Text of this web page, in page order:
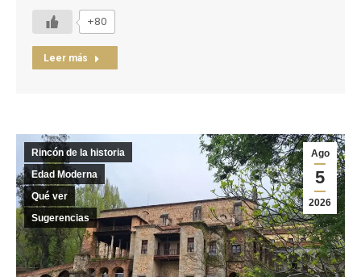
+80
Leer más
Ago
5
2026
Rincón de la historia
Edad Moderna
Qué ver
Sugerencias